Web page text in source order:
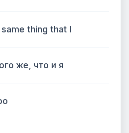
thing that I
же, что и я